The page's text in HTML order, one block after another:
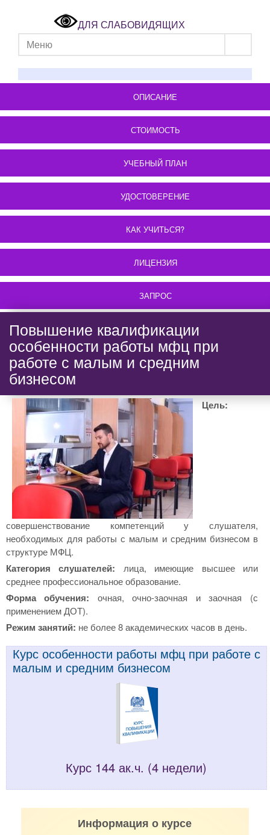
ДЛЯ СЛАБОВИДЯЩИХ
Меню
ОПИСАНИЕ
СТОИМОСТЬ
УЧЕБНЫЙ ПЛАН
УДОСТОВЕРЕНИЕ
КАК УЧИТЬСЯ?
ЛИЦЕНЗИЯ
ЗАПРОС
Повышение квалификации
особенности работы мфц при
работе с малым и средним
бизнесом
Цель:
совершенствование компетенций у слушателя,
необходимых для работы с малым и средним бизнесом в
структуре МФЦ.
Категория слушателей: лица, имеющие высшее или
среднее профессиональное образование.
Форма обучения: очная, очно-заочная и заочная (с
применением ДОТ).
Режим занятий: не более 8 академических часов в день.
Курс особенности работы мфц при работе с
малым и средним бизнесом
Курс 144 ак.ч. (4 недели)
Информация о курсе